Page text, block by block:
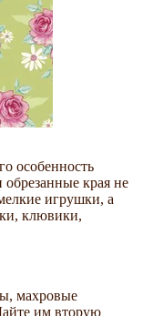
особенность
обрезанные края не
игрушки, а
клювики,
махровые
им вторую